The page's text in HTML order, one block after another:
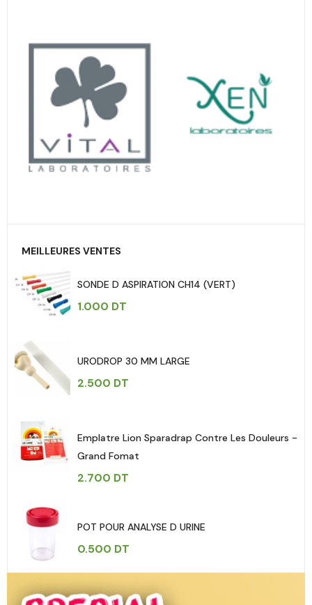
MEILLEURES VENTES
SONDE D ASPIRATION CH14 (VERT)
1.000 DT
URODROP 30 MM LARGE
2.500 DT
Emplatre Lion Sparadrap Contre Les Douleurs -
Grand Fomat
2.700 DT
POT POUR ANALYSE D URINE
0.500 DT